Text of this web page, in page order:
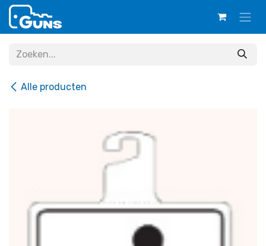
Overslaan naar inhoud
Alle producten